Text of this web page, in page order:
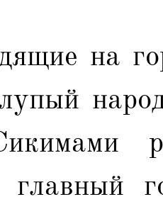
на
главный